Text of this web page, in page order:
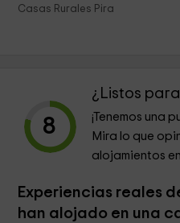
Casas Rurales Pira
8
¿Listos
¡Tenemos una
Mira lo que
alojamientos
Experiencias reales
han alojado en una